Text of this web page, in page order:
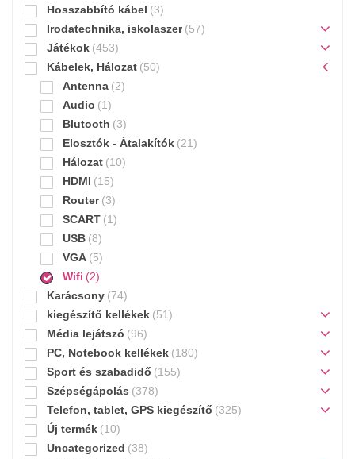
Hosszabbító kábel (3)
Irodatechnika, iskolaszer (57)
Játékok (453)
Kábelek, Hálozat (50)
Antenna (2)
Audio (1)
Blutooth (3)
Elosztók - Átalakítók (21)
Hálozat (10)
HDMI (15)
Router (3)
SCART (1)
USB (8)
VGA (5)
Wifi (2)
Karácsony (74)
kiegészítő kellékek (51)
Média lejátszó (96)
PC, Notebook kellékek (180)
Sport és szabadidő (155)
Szépségápolás (378)
Telefon, tablet, GPS kiegészítő (325)
Új termék (10)
Uncategorized (38)